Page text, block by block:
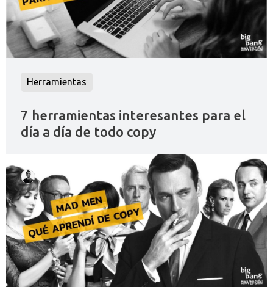
Herramientas
7 herramientas interesantes para el
día a día de todo copy